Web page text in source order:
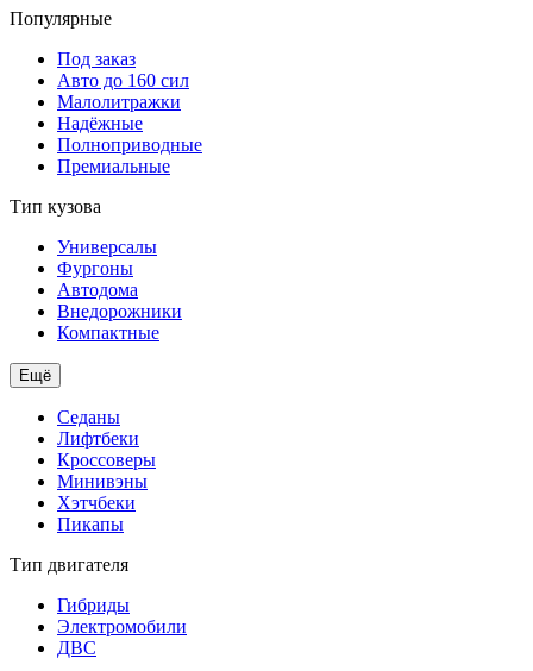
Популярные
Под заказ
Авто до 160 сил
Малолитражки
Надёжные
Полноприводные
Премиальные
Тип кузова
Универсалы
Фургоны
Автодома
Внедорожники
Компактные
Ещё
Седаны
Лифтбеки
Кроссоверы
Минивэны
Хэтчбеки
Пикапы
Тип двигателя
Гибриды
Электромобили
ДВС